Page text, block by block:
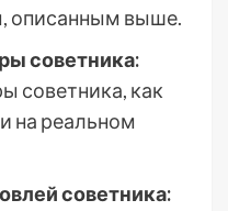
описанным выше.
советника:
советника, как
на реальном
советника: